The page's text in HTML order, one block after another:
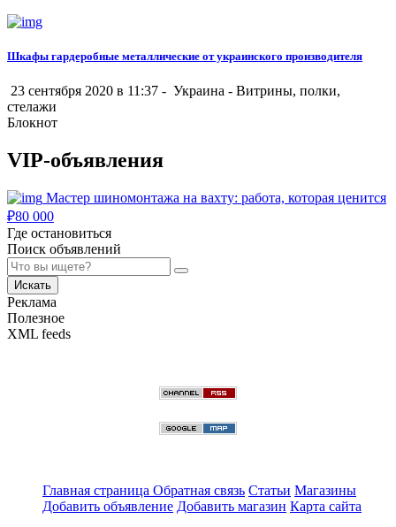
Шкафы гардеробные металлические от украинского производителя
23 сентября 2020 в 11:37 - Украина - Витрины, полки,
стелажи
Блокнот
VIP-объявления
Мастер шиномонтажа на вахту: работа, которая ценится
₽80 000
Где остановиться
Поиск объявлений
Искать
Реклама
Полезное
XML feeds
Главная страница Обратная связь Статьи Магазины
Добавить объявление Добавить магазин Карта сайта